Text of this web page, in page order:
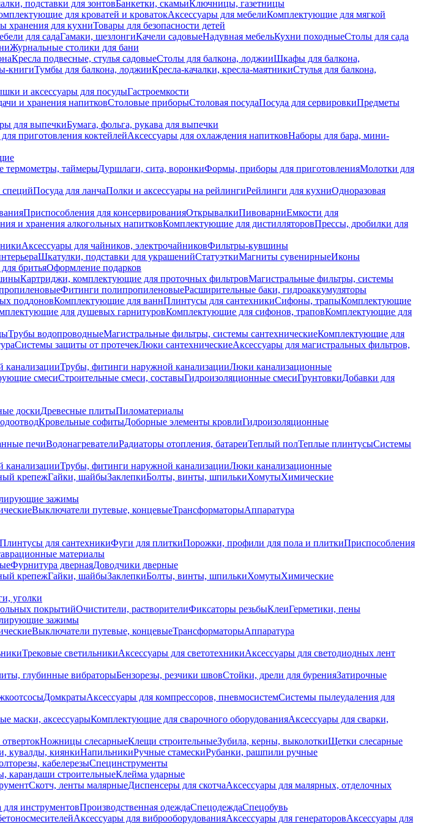
подставки для зонтовБанкетки, скамьиКлючницы, газетницы
для кроватей и кроватокАксессуары для мебелиКомплектующие для мягкой
хранения для кухниТовары для безопасности детей
для садаГамаки, шезлонгиКачели садовыеНадувная мебельКухни походныеСтолы для сада
Журнальные столики для бани
Кресла подвесные, стулья садовыеСтолы для балкона, лоджииШкафы для балкона,
книгиТумбы для балкона, лоджииКресла-качалки, кресла-маятникиСтулья для балкона,
и аксессуары для посудыГастроемкости
и хранения напитковСтоловые приборыСтоловая посудаПосуда для сервировкиПредметы
для выпечкиБумага, фольга, рукава для выпечки
приготовления коктейлейАксессуары для охлаждения напитковНаборы для бара, мини-
термометры, таймерыДуршлаги, сита, воронкиФормы, приборы для приготовленияМолотки для
специйПосуда для ланчаПолки и аксессуары на рейлингиРейлинги для кухниОдноразовая
Приспособления для консервированияОткрывалкиПивоварниЕмкости для
и хранения алкогольных напитковКомплектующие для дистилляторовПрессы, дробилки для
Аксессуары для чайников, электрочайниковФильтры-кувшины
Шкатулки, подставки для украшенийСтатуэткиМагниты сувенирныеИконы
бритьяОформление подарков
Картриджи, комплектующие для проточных фильтровМагистральные фильтры, системы
Фитинги полипропиленовыеРасширительные баки, гидроаккумуляторы
поддоновКомплектующие для ваннПлинтусы для сантехникиСифоны, трапыКомплектующие
для душевых гарнитуровКомплектующие для сифонов, траповКомплектующие для
Трубы водопроводныеМагистральные фильтры, системы сантехническиеКомплектующие для
Системы защиты от протечекЛюки сантехническиеАксессуары для магистральных фильтров,
канализацииТрубы, фитинги наружной канализацииЛюки канализационные
смесиСтроительные смеси, составыГидроизоляционные смесиГрунтовкиДобавки для
доскиДревесные плитыПиломатериалы
Кровельные софитыДоборные элементы кровлиГидроизоляционные
печиВодонагревателиРадиаторы отопления, батареиТеплый полТеплые плинтусыСистемы
канализацииТрубы, фитинги наружной канализацииЛюки канализационные
крепежГайки, шайбыЗаклепкиБолты, винты, шпилькиХомутыХимические
зажимы
Выключатели путевые, концевыеТрансформаторыАппаратура
Плинтусы для сантехникиФуги для плиткиПорожки, профили для пола и плиткиПриспособления
материалы
Фурнитура двернаяДоводчики дверные
крепежГайки, шайбыЗаклепкиБолты, винты, шпилькиХомутыХимические
уголки
покрытийОчистители, растворителиФиксаторы резьбыКлеиГерметики, пены
зажимы
Выключатели путевые, концевыеТрансформаторыАппаратура
Трековые светильникиАксессуары для светотехникиАксессуары для светодиодных лент
глубинные вибраторыБензорезы, резчики швовСтойки, дрели для буренияЗатирочные
ДомкратыАксессуары для компрессоров, пневмосистемСистемы пылеудаления для
маски, аксессуарыКомплектующие для сварочного оборудованияАксессуары для сварки,
Ножницы слесарныеКлещи строительныеЗубила, керны, выколоткиЩетки слесарные
кувалды, киянкиНапильникиРучные стамескиРубанки, рашпили ручные
кабелерезыСпецинструменты
карандаши строительныеКлейма ударные
Скотч, ленты малярныеДиспенсеры для скотчаАксессуары для малярных, отделочных
инструментовПроизводственная одеждаСпецодеждаСпецобувь
Аксессуары для виброоборудованияАксессуары для генераторовАксессуары для